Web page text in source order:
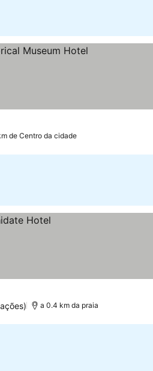
de Centro da cidade
a 0.4 km da praia